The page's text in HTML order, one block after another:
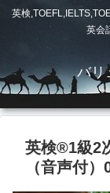
英検
英会
バリ
英検®1級2
（音声付）